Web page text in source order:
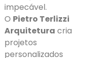
impecável.
O Pietro Terlizzi
Arquitetura cria
projetos
personalizados